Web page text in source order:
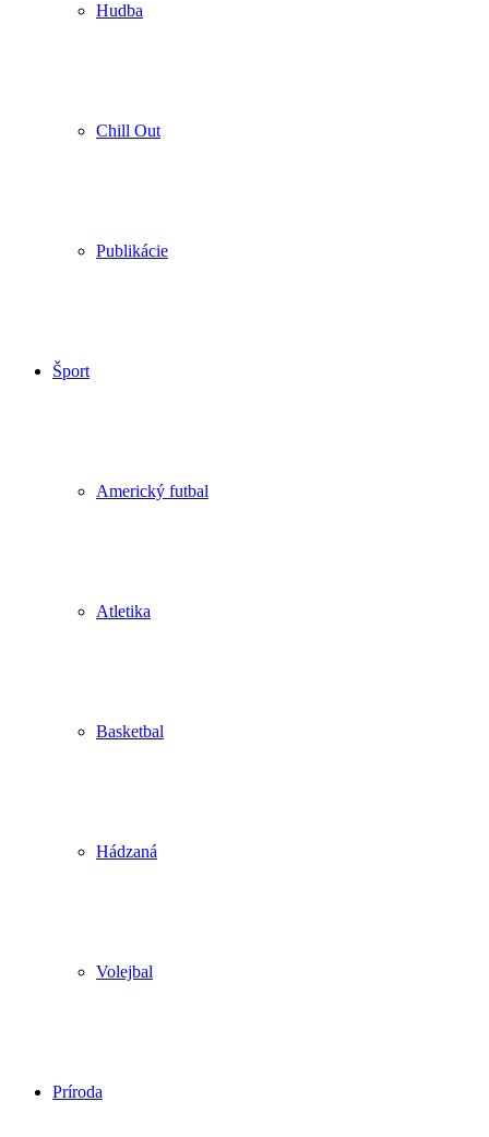
Hudba
Chill Out
Publikácie
Šport
Americký futbal
Atletika
Basketbal
Hádzaná
Volejbal
Príroda